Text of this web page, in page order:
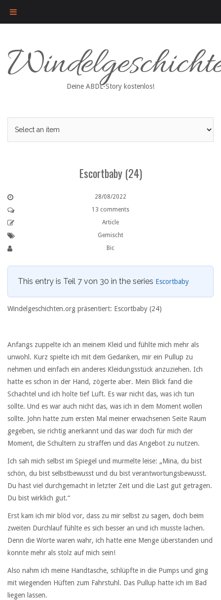
content
Deine ABDL-Story kostenlos!
Escortbaby (24)
28/08/2022
13 comments
Article
Gemischt
Bic
This entry is Teil 7 von 30 in the series Escortbaby
Windelgeschichten.org präsentiert: Escortbaby (24)
Anfangs zuppelte ich an meinem Kleid und fühlte mich mehr als
unwohl. Kurz spielte ich mit dem Gedanken, mir ein Pullup zu
nehmen und einfach ein anderes Kleidungsstück anzuziehen. Ich
hatte es schon in der Hand, zögerte aber. Mein Blick fand die
Schachtel und ich holte tief Luft. Es war nicht das, was ich tun
sollte. Und es war auch nicht das, was ich in dem Moment wollen
sollte. John hatte zum ersten Mal meiner erwachsenen Seite Raum
gegeben, sie richtig anerkannt und das war doch für mich der
Moment, die Schultern zu straffen und das Angebot zu nutzen.
Ich sah mich selbst im Spiegel und murmelte leise: „Mina, du bist
schön, du bist selbstbewusst und du bist verantwortungsbewusst.
Du hast viel durchgemacht in letzter Zeit und die Last gut getragen.
Du bist wirklich gut.“
Erst kam ich mir blöd vor, dass zu mir selbst zu sagen, doch beim
zweiten Durchlauf fühlte es sich besser an und ich musste lachen.
Denn die Worte waren wahr, ich hatte eine Menge überstanden und
konnte mehr als stolz auf mich sein!
Also nahm ich meine Handtasche, schlüpfte in die Pumps und ging
mit wiegenden Hüften zum Fahrstuhl. Das Pullup hatte ich im Bad
liegen lassen.